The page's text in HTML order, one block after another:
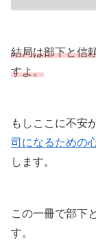
結局は部下と信
すよ。
もしここに不安
司になるための
します。
この一冊で部下
す。